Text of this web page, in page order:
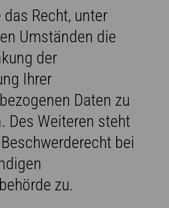
das Recht, unter
Umständen die
der
Ihrer
Daten zu
Des Weiteren steht
bei
zu.